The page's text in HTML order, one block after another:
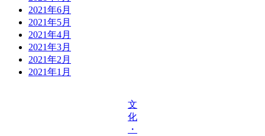
2021年6月
2021年5月
2021年4月
2021年3月
2021年2月
2021年1月
文
化
・